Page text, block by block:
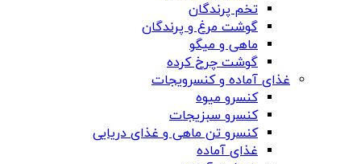
تخم پرندگان
گوشت مرغ و پرندگان
ماهی و میگو
گوشت چرخ کرده
غذای آماده و کنسرویجات
کنسرو میوه
کنسرو سبزیجات
کنسرو تن ماهی و غذای دریایی
غذای آماده